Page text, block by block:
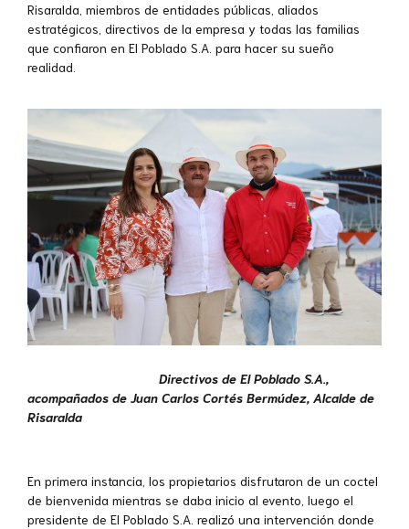
Risaralda, miembros de entidades públicas, aliados
estratégicos, directivos de la empresa y todas las familias
que confiaron en El Poblado S.A. para hacer su sueño
realidad.
Directivos de El Poblado S.A.,
acompañados de Juan Carlos Cortés Bermúdez, Alcalde de
Risaralda
En primera instancia, los propietarios disfrutaron de un coctel
de bienvenida mientras se daba inicio al evento , luego el
presidente de El Poblado S.A. realizó una intervención donde